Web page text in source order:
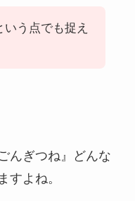
う点でも捉え
んぎつね』どんな
すよね。